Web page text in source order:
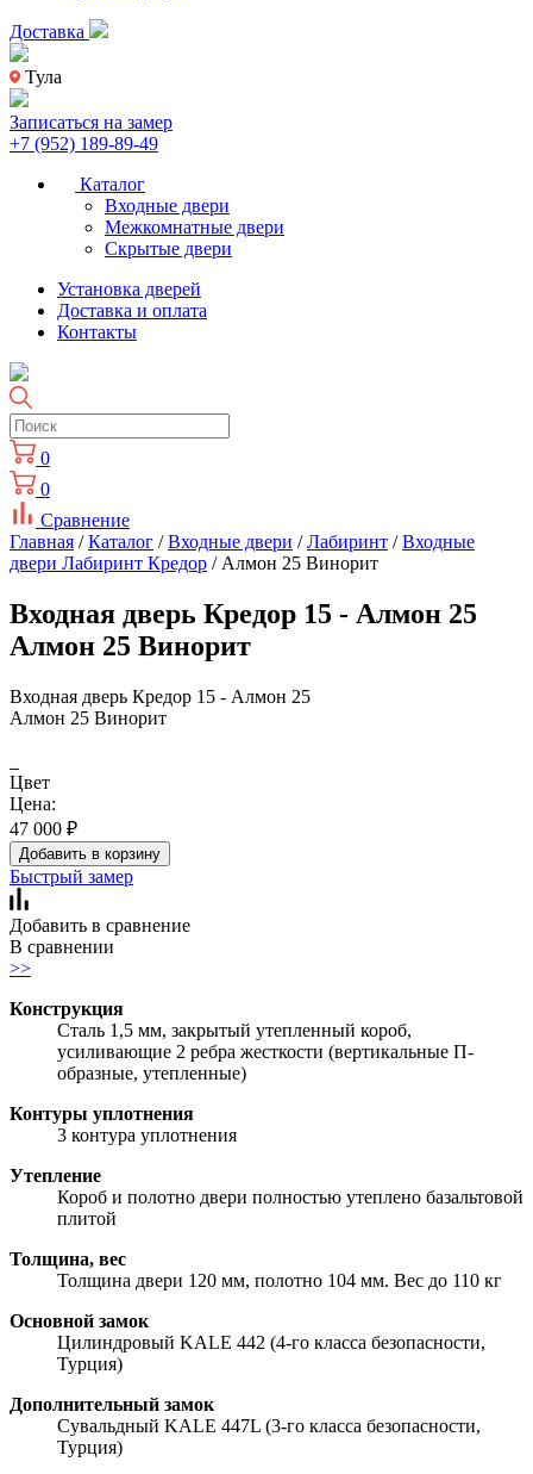
Доставка
Тула
Записаться на замер
+7 (952) 189-89-49
Каталог
Входные двери
Межкомнатные двери
Скрытые двери
Установка дверей
Доставка и оплата
Контакты
0
0
Сравнение
Главная /Каталог /Входные двери /Лабиринт /Входные
двери Лабиринт Кредор / Алмон 25 Винорит
Входная дверь Кредор 15 - Алмон 25
Алмон 25 Винорит
Входная дверь Кредор 15 - Алмон 25
Алмон 25 Винорит
Цвет
Цена:
47 000 ₽
Добавить в корзину
Быстрый замер
Добавить в сравнение
В сравнении
>>
Конструкция
Сталь 1,5 мм, закрытый утепленный короб,
усиливающие 2 ребра жесткости (вертикальные П-
образные, утепленные)
Контуры уплотнения
3 контура уплотнения
Утепление
Короб и полотно двери полностью утеплено базальтовой
плитой
Толщина, вес
Толщина двери 120 мм, полотно 104 мм. Вес до 110 кг
Основной замок
Цилиндровый KALE 442 (4-го класса безопасности,
Турция)
Дополнительный замок
Сувальдный KALE 447L (3-го класса безопасности,
Турция)